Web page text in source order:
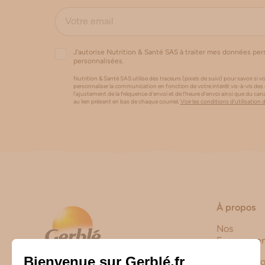
J’autorise Nutrition & Santé SAS à traiter mes données
personnalisées.
Nutrition & Santé SAS utilise des traceurs (pixels de suivi) pour savoir si
personnaliser la communication en fonction de votre intérêt vis-à-vis
l'ajustement de la fréquence d’envoi et de l’heure d’envoi ainsi que du
au lien présent en bas de chaque courriel. Voir les conditions d'utilisation
À propos
Nos
Notre